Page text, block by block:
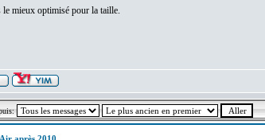
mieux optimisé pour la taille.